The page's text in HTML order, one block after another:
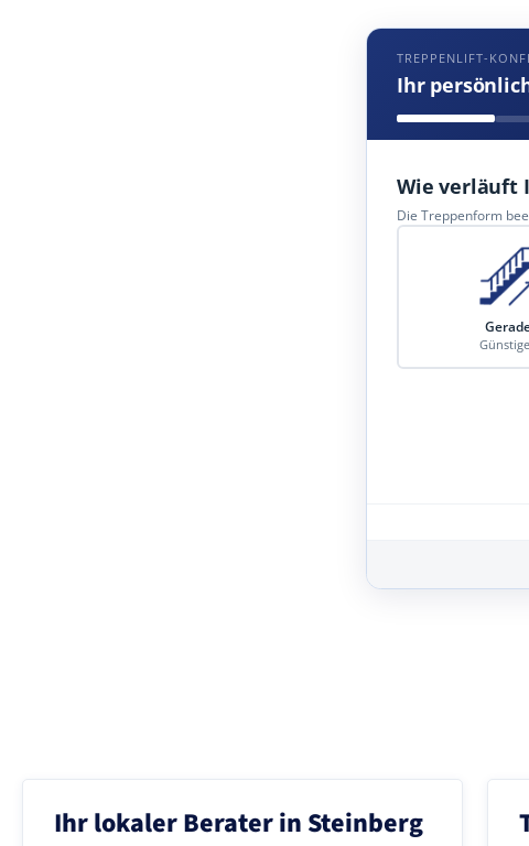
TREPPENLIFT-
Ihr
Wie verläuft
Die Treppenform
Ihr lokaler Berater in Steinberg